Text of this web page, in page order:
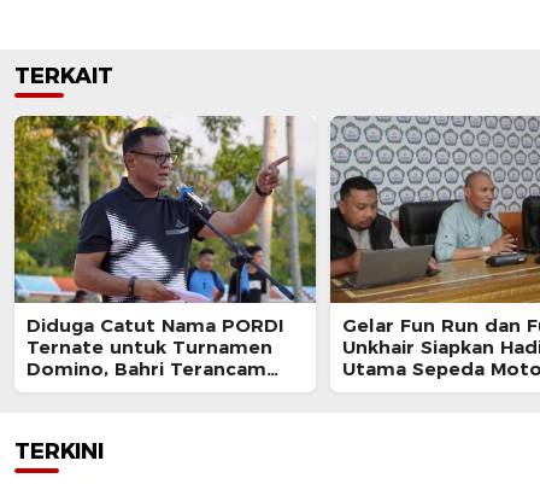
TERKAIT
Diduga Catut Nama PORDI
Ternate untuk Turnamen
Domino, Bahri Terancam
Diproses Hukum
Gelar Fun Run dan
Unkhair Siapkan
Utama Sepeda
TERKINI